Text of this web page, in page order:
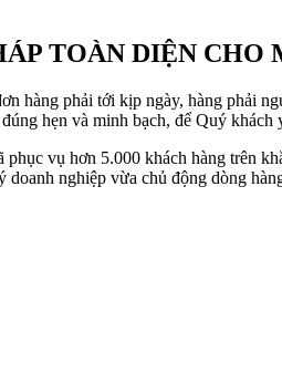
TOÀN DIỆN CHO
hàng phải tới kịp ngày, hàng phải
hẹn và minh bạch, để Quý khách
vụ hơn 5.000 khách hàng trên
nghiệp vừa chủ động dòng